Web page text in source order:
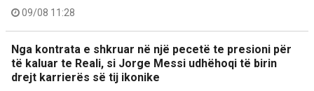
09/08 11:28
Nga kontrata e shkruar në një pecetë te presioni për
të kaluar te Reali, si Jorge Messi udhëhoqi të birin
drejt karrierës së tij ikonike